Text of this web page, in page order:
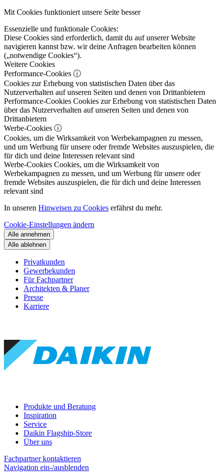
Mit Cookies funktioniert unsere Seite besser
Essenzielle und funktionale Cookies:
Diese Cookies sind erforderlich, damit du auf unserer Website
navigieren kannst bzw. wir deine Anfragen bearbeiten können
(„notwendige Cookies“).
Weitere Cookies
Performance-Cookies ⓘ
Cookies zur Erhebung von statistischen Daten über das
Nutzerverhalten auf unseren Seiten und denen von Drittanbietern
Performance-Cookies Cookies zur Erhebung von statistischen Daten
über das Nutzerverhalten auf unseren Seiten und denen von
Drittanbietern
Werbe-Cookies ⓘ
Cookies, um die Wirksamkeit von Werbekampagnen zu messen,
und um Werbung für unsere oder fremde Websites auszuspielen, die
für dich und deine Interessen relevant sind
Werbe-Cookies Cookies, um die Wirksamkeit von
Werbekampagnen zu messen, und um Werbung für unsere oder
fremde Websites auszuspielen, die für dich und deine Interessen
relevant sind
In unseren Hinweisen zu Cookies erfährst du mehr.
Cookie-Einstellungen ändern
Alle annehmen
Alle ablehnen
Privatkunden
Gewerbekunden
Für Fachpartner
Architekten & Planer
Presse
Karriere
Produkte und Beratung
Inspiration
Service
Daikin Flagship-Store
Über uns
Fachpartner kontaktieren
Navigation ein-/ausblenden